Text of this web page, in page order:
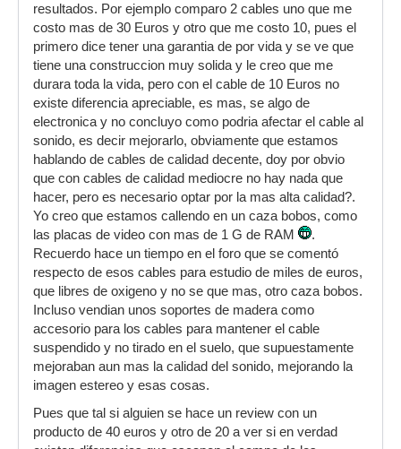
resultados. Por ejemplo comparo 2 cables uno que me
costo mas de 30 Euros y otro que me costo 10, pues el
primero dice tener una garantia de por vida y se ve que
tiene una construccion muy solida y le creo que me
durara toda la vida, pero con el cable de 10 Euros no
existe diferencia apreciable, es mas, se algo de
electronica y no concluyo como podria afectar el cable al
sonido, es decir mejorarlo, obviamente que estamos
hablando de cables de calidad decente, doy por obvio
que con cables de calidad mediocre no hay nada que
hacer, pero es necesario optar por la mas alta calidad?.
Yo creo que estamos callendo en un caza bobos, como
las placas de video con mas de 1 G de RAM
.
Recuerdo hace un tiempo en el foro que se comentó
respecto de esos cables para estudio de miles de euros,
que libres de oxigeno y no se que mas, otro caza bobos.
Incluso vendian unos soportes de madera como
accesorio para los cables para mantener el cable
suspendido y no tirado en el suelo, que supuestamente
mejoraban aun mas la calidad del sonido, mejorando la
imagen estereo y esas cosas.
Pues que tal si alguien se hace un review con un
producto de 40 euros y otro de 20 a ver si en verdad